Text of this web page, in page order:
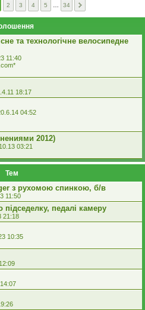
2 3 4 5 34
та технологічне велосипедне
11:40
18:17
04:52
2012)
03:21
Тем
з рухомою спинкою, б/в
11:50
педалі камеру
21:18
10:35